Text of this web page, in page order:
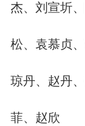
杰、刘宣圻
松、袁慕贞、
琼丹、赵丹
菲、赵欣